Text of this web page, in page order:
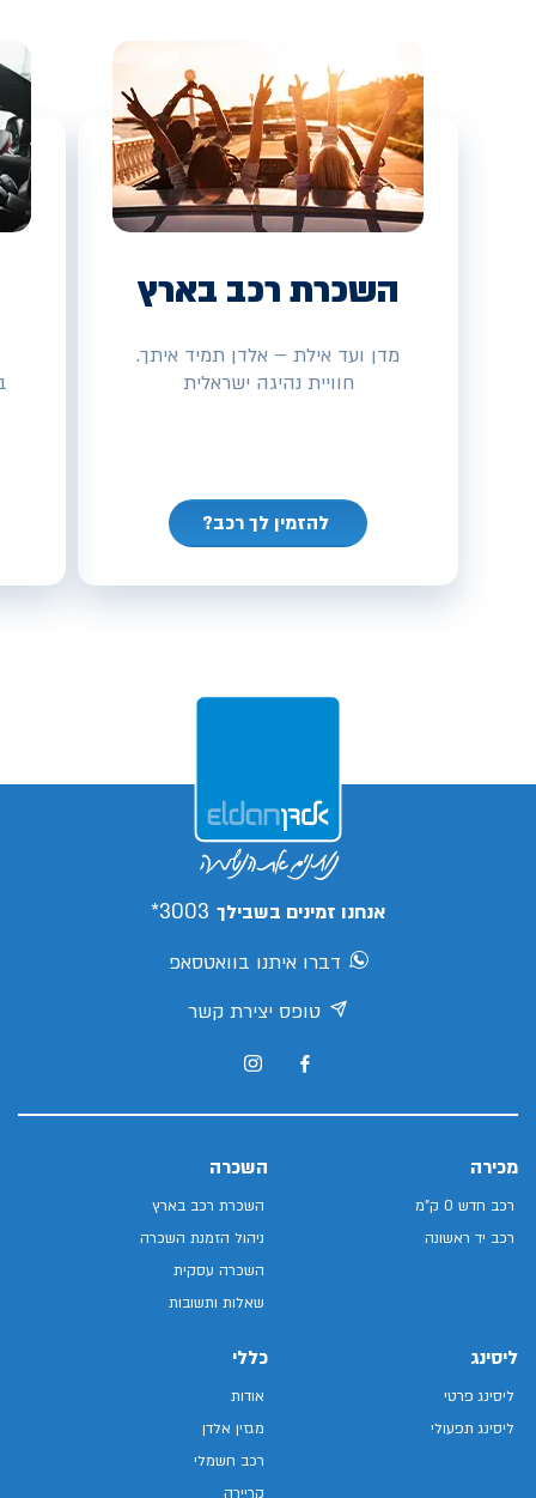
השכרת רכב בארץ
מדן ועד אילת – אלדן תמיד איתך.
חוויית נהיגה ישראלית
להזמין לך רכב?
אנחנו זמינים בשבילך 3003*
דברו איתנו בוואטסאפ
טופס יצירת קשר
מכירה
רכב חדש 0 ק"מ
רכב יד ראשונה
השכרה
השכרת רכב בארץ
ניהול הזמנת השכרה
השכרה עסקית
שאלות ותשובות
ליסינג
ליסינג פרטי
ליסינג תפעולי
כללי
אודות
מגזין אלדן
רכב חשמלי
קריירה